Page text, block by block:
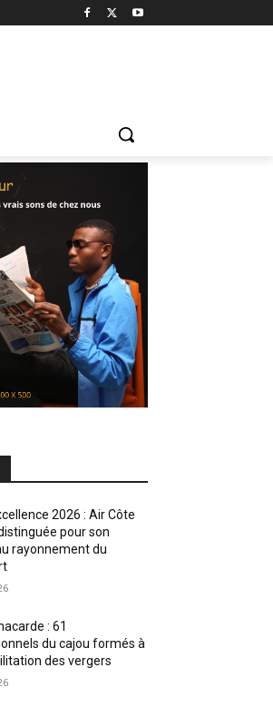
2026 : Air Côte
pour son
rayonnement du
: 61
du cajou formés à
des vergers